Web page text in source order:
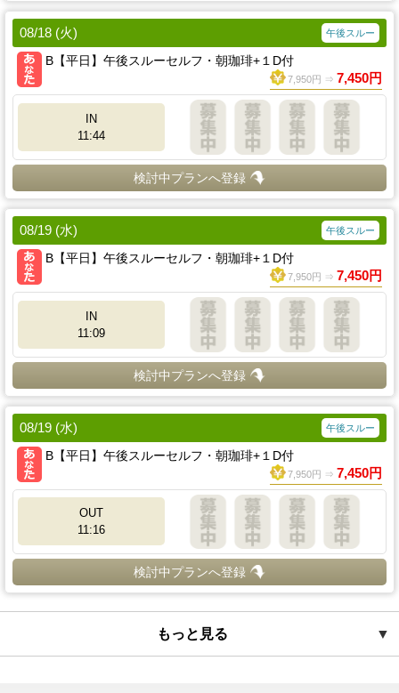
08/18 (火) 午後スルー
B【平日】午後スルーセルフ・朝珈琲+１D付
7,950円 ⇒ 7,450円
IN
11:44
検討中プランへ登録
08/19 (水) 午後スルー
B【平日】午後スルーセルフ・朝珈琲+１D付
7,950円 ⇒ 7,450円
IN
11:09
検討中プランへ登録
08/19 (水) 午後スルー
B【平日】午後スルーセルフ・朝珈琲+１D付
7,950円 ⇒ 7,450円
OUT
11:16
検討中プランへ登録
▼
もっと見る